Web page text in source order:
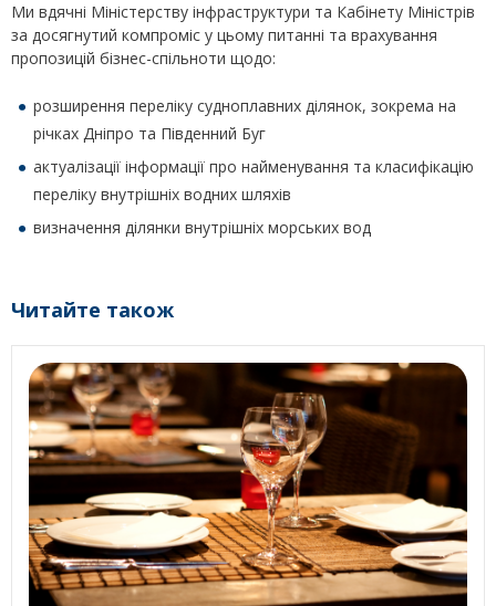
Ми вдячні Міністерству інфраструктури та Кабінету Міністрів
за досягнутий компроміс у цьому питанні та врахування
пропозицій бізнес-спільноти щодо:
розширення переліку судноплавних ділянок, зокрема на
річках Дніпро та Південний Буг
актуалізації інформації про найменування та класифікацію
переліку внутрішніх водних шляхів
визначення ділянки внутрішніх морських вод
Читайте також